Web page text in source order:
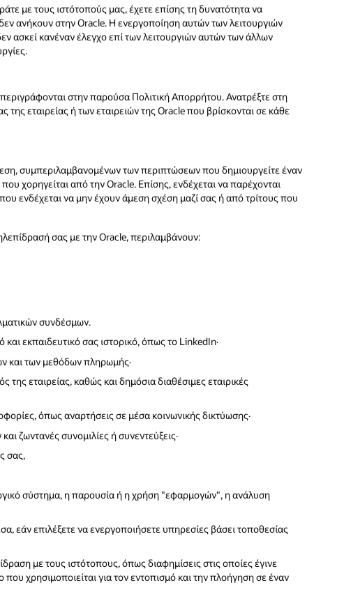
με τους ιστότοπούς μας, έχετε επίσης τη δυνατότητα να
ανήκουν στην Oracle. Η ενεργοποίηση αυτών των λειτουργιών
ασκεί κανέναν έλεγχο επί των λειτουργιών αυτών των άλλων
στην παρούσα Πολιτική Απορρήτου. Ανατρέξτε στη
της εταιρείας ή των εταιρειών της Oracle που βρίσκονται σε κάθε
συμπεριλαμβανομένων των περιπτώσεων που δημιουργείτε έναν
χορηγείται από την Oracle. Επίσης, ενδέχεται να παρέχονται
ενδέχεται να μην έχουν άμεση σχέση μαζί σας ή από τρίτους που
σας με την Oracle, περιλαμβάνουν:
συνδέσμων.
εκπαιδευτικό σας ιστορικό, όπως το LinkedIn·
και των μεθόδων πληρωμής·
εταιρείας, καθώς και δημόσια διαθέσιμες εταιρικές
όπως αναρτήσεις σε μέσα κοινωνικής δικτύωσης·
ζωντανές συνομιλίες ή συνεντεύξεις·
σας,
σύστημα, η παρουσία ή η χρήση "εφαρμογών", η ανάλυση
εάν επιλέξετε να ενεργοποιήσετε υπηρεσίες βάσει τοποθεσίας
με τους ιστότοπους, όπως διαφημίσεις στις οποίες έγινε
χρησιμοποιείται για τον εντοπισμό και την πλοήγηση σε έναν